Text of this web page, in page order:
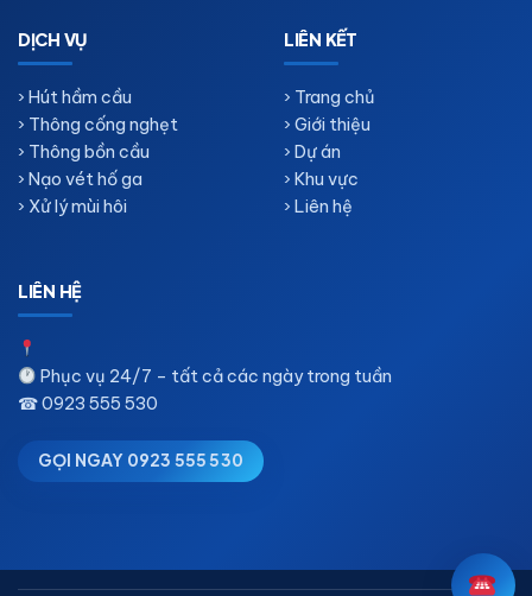
DỊCH VỤ
› Hút hầm cầu
› Thông cống nghẹt
› Thông bồn cầu
› Nạo vét hố ga
› Xử lý mùi hôi
LIÊN KẾT
› Trang chủ
› Giới thiệu
› Dự án
› Khu vực
› Liên hệ
LIÊN HỆ
Phục vụ 24/7 – tất cả các ngày trong tuần
☎0923 555 530
GỌI NGAY 0923 555 530